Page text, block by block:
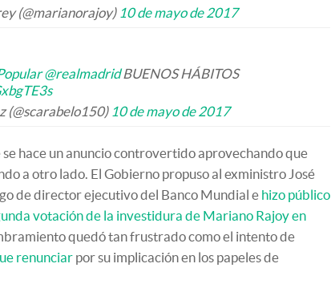
(@marianorajoy) 10 de mayo de 2017
@realmadridBUENOS HÁBITOS
(@scarabelo150) 10 de mayo de 2017
hace un anuncio controvertido aprovechando que
a otro lado. El Gobierno propuso al exministro José
de director ejecutivo del Banco Mundial e hizo público
votación de la investidura de Mariano Rajoy en
quedó tan frustrado como el intento de
renunciar por su implicación en los papeles de